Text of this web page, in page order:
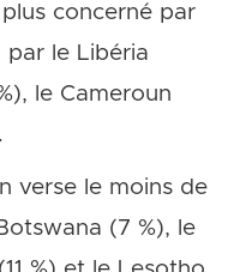
concerné par
par le Libéria
le Cameroun
verse le moins de
(7 %), le